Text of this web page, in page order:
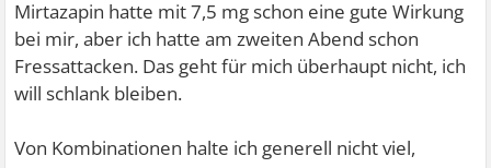
Soll ja das einzige MAOI sein, bei dem man nicht aufs
Essen aufpassen muss ^^
Wäre einen Versuch wert
Mirtazapin hatte mit 7,5 mg schon eine gute Wirkung
bei mir, aber ich hatte am zweiten Abend schon
Fressattacken. Das geht für mich überhaupt nicht, ich
will schlank bleiben.
Von Kombinationen halte ich generell nicht viel,